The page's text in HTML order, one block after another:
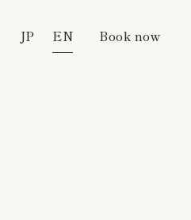
JP EN Book now
JP EN Book now